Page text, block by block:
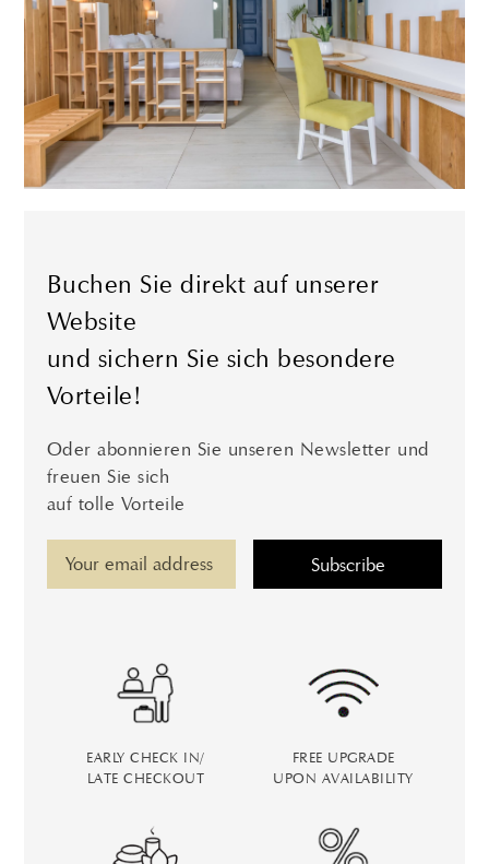
Buchen Sie direkt auf unserer
Website
und sichern Sie sich besondere
Vorteile!
Oder abonnieren Sie unseren Newsletter und
freuen Sie sich
auf tolle Vorteile
EARLY CHECK IN/
LATE CHECKOUT
FREE UPGRADE
UPON AVAILABILITY